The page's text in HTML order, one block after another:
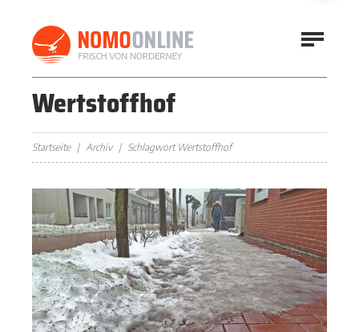
Wertstoffhof
Startseite Archiv Schlagwort Wertstoffhof